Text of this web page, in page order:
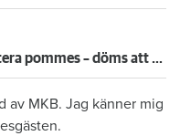
Dyr måltid: Skulle fritera pommes – döms att betala 223 419 kronor för köksbrand
av MKB. Jag känner mig